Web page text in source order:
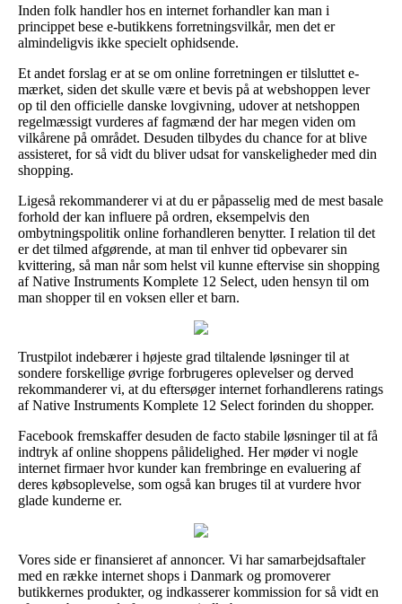
Inden folk handler hos en internet forhandler kan man i
princippet bese e-butikkens forretningsvilkår, men det er
almindeligvis ikke specielt ophidsende.
Et andet forslag er at se om online forretningen er tilsluttet e-
mærket, siden det skulle være et bevis på at webshoppen lever
op til den officielle danske lovgivning, udover at netshoppen
regelmæssigt vurderes af fagmænd der har megen viden om
vilkårene på området. Desuden tilbydes du chance for at blive
assisteret, for så vidt du bliver udsat for vanskeligheder med din
shopping.
Ligeså rekommanderer vi at du er påpasselig med de mest basale
forhold der kan influere på ordren, eksempelvis den
ombytningspolitik online forhandleren benytter. I relation til det
er det tilmed afgørende, at man til enhver tid opbevarer sin
kvittering, så man når som helst vil kunne eftervise sin shopping
af Native Instruments Komplete 12 Select, uden hensyn til om
man shopper til en voksen eller et barn.
Trustpilot indebærer i højeste grad tiltalende løsninger til at
sondere forskellige øvrige forbrugeres oplevelser og derved
rekommanderer vi, at du eftersøger internet forhandlerens ratings
af Native Instruments Komplete 12 Select forinden du shopper.
Facebook fremskaffer desuden de facto stabile løsninger til at få
indtryk af online shoppens pålidelighed. Her møder vi nogle
internet firmaer hvor kunder kan frembringe en evaluering af
deres købsoplevelse, som også kan bruges til at vurdere hvor
glade kunderne er.
Vores side er finansieret af annoncer. Vi har samarbejdsaftaler
med en række internet shops i Danmark og promoverer
butikkernes produkter, og indkasserer kommission for så vidt en